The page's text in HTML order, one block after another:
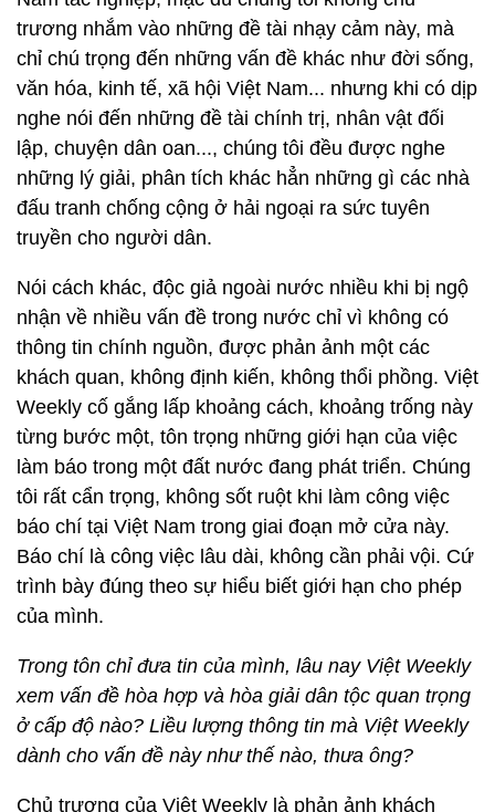
trương nhắm vào những đề tài nhạy cảm này, mà
chỉ chú trọng đến những vấn đề khác như đời sống,
văn hóa, kinh tế, xã hội Việt Nam... nhưng khi có dịp
nghe nói đến những đề tài chính trị, nhân vật đối
lập, chuyện dân oan..., chúng tôi đều được nghe
những lý giải, phân tích khác hẳn những gì các nhà
đấu tranh chống cộng ở hải ngoại ra sức tuyên
truyền cho người dân.
Nói cách khác, độc giả ngoài nước nhiều khi bị ngộ
nhận về nhiều vấn đề trong nước chỉ vì không có
thông tin chính nguồn, được phản ảnh một các
khách quan, không định kiến, không thổi phồng. Việt
Weekly cố gắng lấp khoảng cách, khoảng trống này
từng bước một, tôn trọng những giới hạn của việc
làm báo trong một đất nước đang phát triển. Chúng
tôi rất cẩn trọng, không sốt ruột khi làm công việc
báo chí tại Việt Nam trong giai đoạn mở cửa này.
Báo chí là công việc lâu dài, không cần phải vội. Cứ
trình bày đúng theo sự hiểu biết giới hạn cho phép
của mình.
Trong tôn chỉ đưa tin của mình, lâu nay Việt Weekly
xem vấn đề hòa hợp và hòa giải dân tộc quan trọng
ở cấp độ nào? Liều lượng thông tin mà Việt Weekly
dành cho vấn đề này như thế nào, thưa ông?
Chủ trương của Việt Weekly là phản ảnh khách